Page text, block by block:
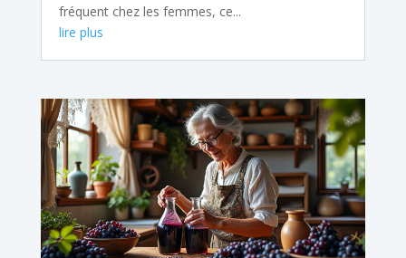
fréquent chez les femmes, ce...
lire plus